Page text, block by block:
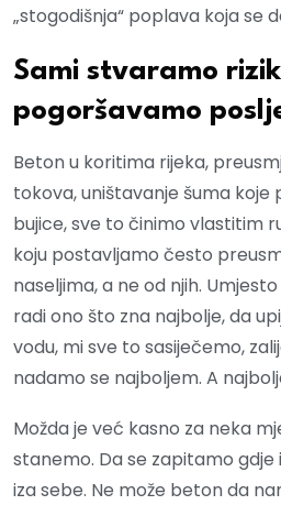
„stogodišnja“ poplava koja se
Sami stvaramo
pogoršavamo
Beton u koritima rijeka,
tokova, uništavanje šuma koje
bujice, sve to činimo vlastitim
koju postavljamo često
naseljima, a ne od njih.
radi ono što zna najbolje, da
vodu, mi sve to sasiječemo,
nadamo se najboljem. A
Možda je već kasno za neka
stanemo. Da se zapitamo
iza sebe. Ne može beton da